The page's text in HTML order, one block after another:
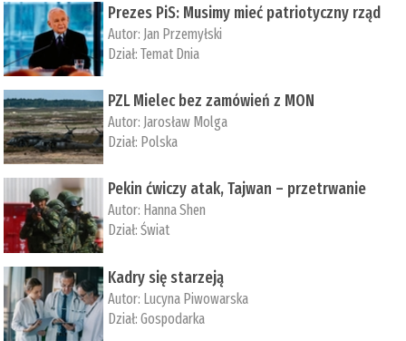
Prezes PiS: Musimy mieć patriotyczny rząd
Autor: Jan Przemyłski
Dział:Temat Dnia
PZL Mielec bez zamówień z MON
Autor: Jarosław Molga
Dział: Polska
Pekin ćwiczy atak, Tajwan – przetrwanie
Autor: ­Hanna Shen
Dział:Świat
Kadry się starzeją
Autor: Lucyna Piwowarska
Dział:Gospodarka